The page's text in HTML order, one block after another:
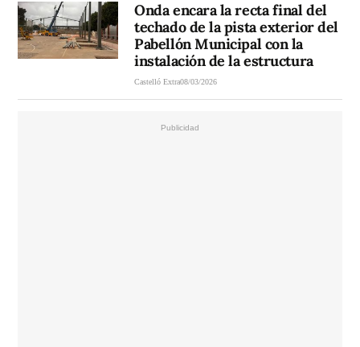
Onda encara la recta final del
techado de la pista exterior del
Pabellón Municipal con la
instalación de la estructura
Castelló Extra08/03/2026